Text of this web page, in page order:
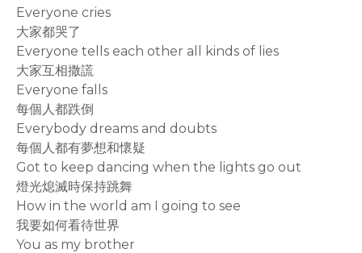
Everyone cries
大家都哭了
Everyone tells each other all kinds of lies
大家互相撒謊
Everyone falls
每個人都跌倒
Everybody dreams and doubts
每個人都有夢想和懷疑
Got to keep dancing when the lights go out
燈光熄滅時保持跳舞
How in the world am I going to see
我要如何看待世界
You as my brother